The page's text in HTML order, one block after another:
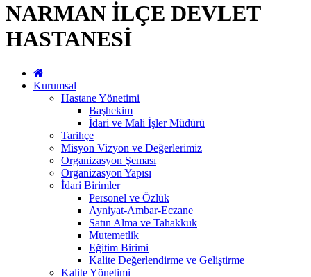
NARMAN İLÇE DEVLET
HASTANESİ
Kurumsal
Hastane Yönetimi
Başhekim
İdari ve Mali İşler Müdürü
Tarihçe
Misyon Vizyon ve Değerlerimiz
Organizasyon Şeması
Organizasyon Yapısı
İdari Birimler
Personel ve Özlük
Ayniyat-Ambar-Eczane
Satın Alma ve Tahakkuk
Mutemetlik
Eğitim Birimi
Kalite Değerlendirme ve Geliştirme
Kalite Yönetimi